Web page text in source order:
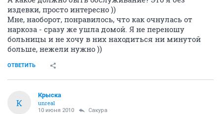
издевки, просто интересно ))
Мне, наоборот, понравилось, что как очнулась от
наркоза - сразу же ушла домой. Я не переношу
больницы и не хочу в них находиться ни минутой
больше, нежели нужно ))
ОТВЕТИТЬ
К
Крыска
unreal
10 июня 2010 Сакура